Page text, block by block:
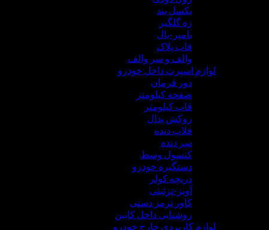
بکسل بند
زه گلگیر
بامپر-بال
قاب پلاک
والف و سر والف
لوازم اسپرت داخل خودرو
دور فرمان
صفحه کیلومتر
قاب کیلومتر
روکش پدال
فلاپ دنده
سر دنده
کنسول وسط
دستگیره خودرو
دریچه کولر
آویز-تزئینی
کاور ترمز دستی
روشنایی داخل کابین
لوازم کاربردی خارج خودرو